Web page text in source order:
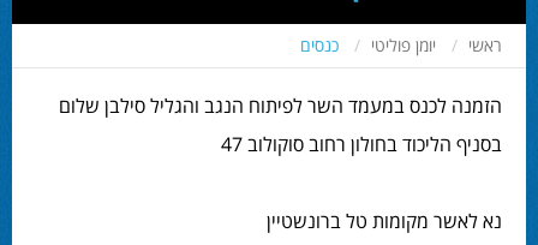
ראשי יומן פוליטי כנסים
הזמנה לכנס במעמד השר לפיתוח הנגב והגליל סילבן שלום
בסניף הליכוד בחולון רחוב סוקולוב 47
נא לאשר מקומות טל ברונשטיין